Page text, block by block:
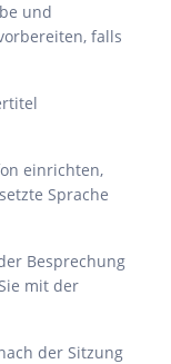
und
falls
einrichten,
Sprache
Besprechung
mit der
der Sitzung